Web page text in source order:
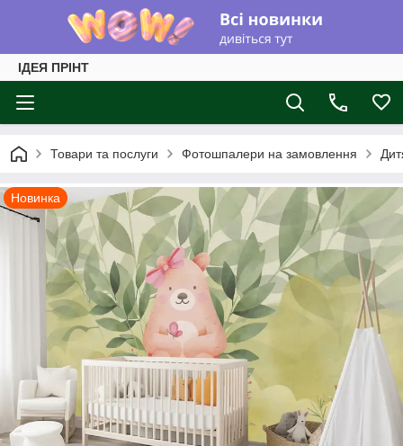
ІДЕЯ ПРІНТ
Товари та послуги Фотошпалери на замовлення
Новинка